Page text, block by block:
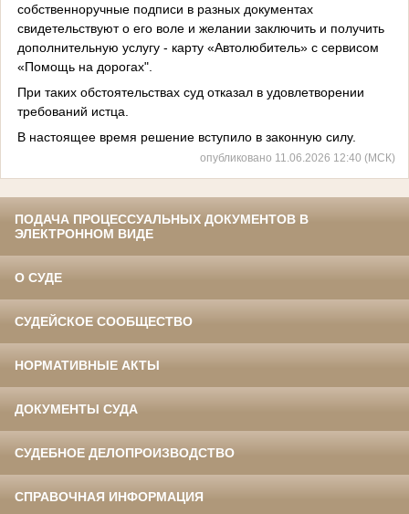
собственноручные подписи в разных документах
свидетельствуют о его воле и желании заключить и получить
дополнительную услугу - карту «Автолюбитель» с сервисом
«Помощь на дорогах".
При таких обстоятельствах суд отказал в удовлетворении
требований истца.
В настоящее время решение вступило в законную силу.
опубликовано 11.06.2026 12:40 (МСК)
ПОДАЧА ПРОЦЕССУАЛЬНЫХ ДОКУМЕНТОВ В
ЭЛЕКТРОННОМ ВИДЕ
О СУДЕ
СУДЕЙСКОЕ СООБЩЕСТВО
НОРМАТИВНЫЕ АКТЫ
ДОКУМЕНТЫ СУДА
СУДЕБНОЕ ДЕЛОПРОИЗВОДСТВО
СПРАВОЧНАЯ ИНФОРМАЦИЯ